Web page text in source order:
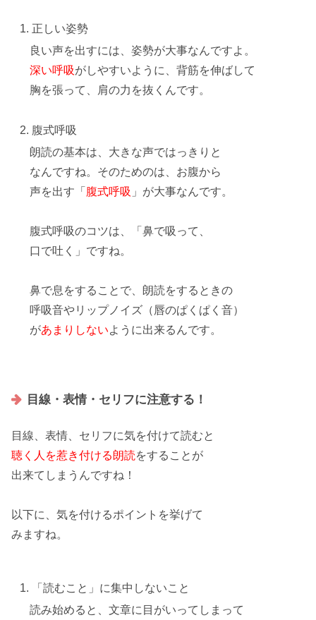
正しい姿勢
良い声を出すには、 姿勢が大事なんですよ。
深い呼吸がしやすいように、背筋を伸ばして
胸を張って、肩の力を抜くんです。
腹式呼吸
朗読の基本は、 大きな声ではっきり と
なんですね。そのためのは、お腹から
声を出す「 腹式呼吸 」が大事なんです。
腹式呼吸のコツは、「鼻で吸って、
口で吐く」ですね。
鼻で息をすることで、朗読をするときの
呼吸音やリップノイズ （唇のぱくぱく音）
があまりしないように出来るんです。
目線・表情・セリフに注意する！
目線、表情、セリフに気を付けて読むと
聴く人を惹き付ける朗読をすることが
出来てしまうんですね！
以下に、気を付けるポイントを挙げて
みますね。
「読むこと」に集中しないこと
読み始めると、文章に目がいってしまって